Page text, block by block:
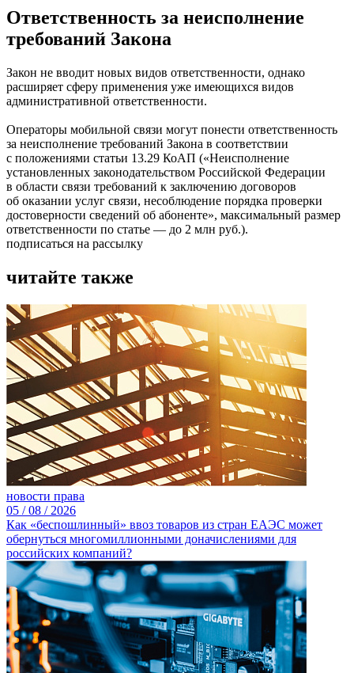
Ответственность за неисполнение
требований Закона
Закон не вводит новых видов ответственности, однако
расширяет сферу применения уже имеющихся видов
административной ответственности.
Операторы мобильной связи могут понести ответственность
за неисполнение требований Закона в соответствии
с положениями статьи 13.29 КоАП («Неисполнение
установленных законодательством Российской Федерации
в области связи требований к заключению договоров
об оказании услуг связи, несоблюдение порядка проверки
достоверности сведений об абоненте», максимальный размер
ответственности по статье — до 2 млн руб.).
подписаться на рассылку
читайте также
новости права
05 /08 / 2026
Как «беспошлинный» ввоз товаров из стран ЕАЭС может
обернуться многомиллионными доначислениями для
российских компаний?